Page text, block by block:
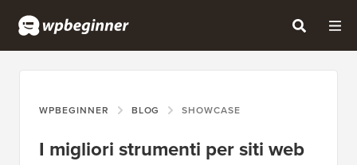
WPBEGINNER BLOG SHOWCASE
I migliori strumenti per siti web